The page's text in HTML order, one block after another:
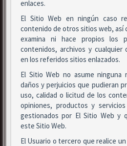
enlaces.
El Sitio Web en ningún caso
contenido de otros sitios web, así
examina ni hace propios los
contenidos, archivos y
en los referidos sitios enlazados.
El Sitio Web no asume ninguna
daños y perjuicios que pudieran
uso, calidad o licitud de los
opiniones, productos y
gestionados por El Sitio Web y
este Sitio Web.
El Usuario o tercero que realice